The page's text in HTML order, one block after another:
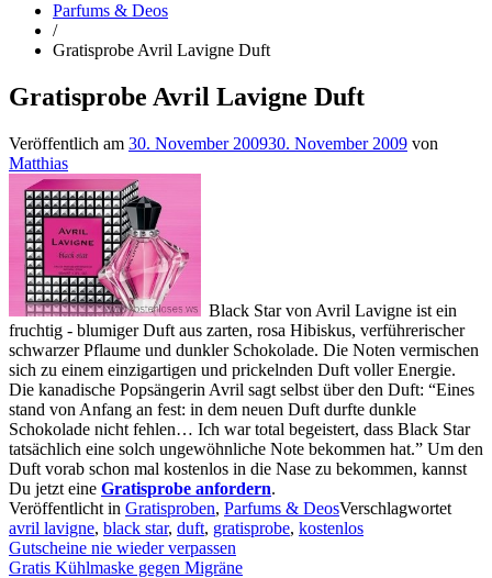
Parfums & Deos
/
Gratisprobe Avril Lavigne Duft
Gratisprobe Avril Lavigne Duft
Veröffentlich am 30. November 200930. November 2009 von
Matthias
Black Star von Avril Lavigne ist ein
fruchtig - blumiger Duft aus zarten, rosa Hibiskus, verführerischer
schwarzer Pflaume und dunkler Schokolade. Die Noten vermischen
sich zu einem einzigartigen und prickelnden Duft voller Energie.
Die kanadische Popsängerin Avril sagt selbst über den Duft: “Eines
stand von Anfang an fest: in dem neuen Duft durfte dunkle
Schokolade nicht fehlen… Ich war total begeistert, dass Black Star
tatsächlich eine solch ungewöhnliche Note bekommen hat.” Um den
Duft vorab schon mal kostenlos in die Nase zu bekommen, kannst
Du jetzt eine Gratisprobe anfordern.
Veröffentlicht in Gratisproben, Parfums & DeosVerschlagwortet
avril lavigne, black star, duft, gratisprobe, kostenlos
Beitragsnavigation
Gutscheine nie wieder verpassen
Gratis Kühlmaske gegen Migräne